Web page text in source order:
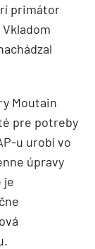
primátor
Moutain
pre potreby
u urobí vo
úpravy
je